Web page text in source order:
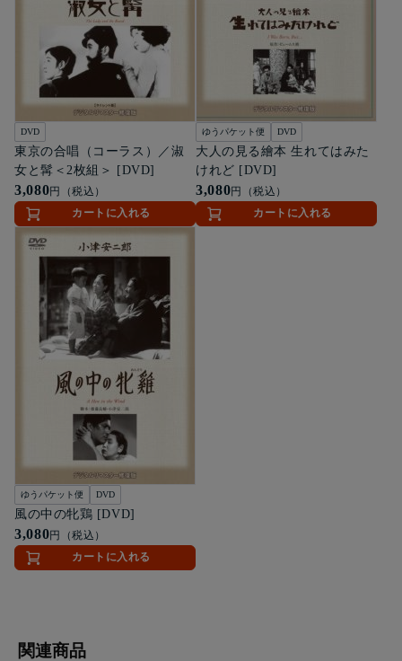
DVD
東京の合唱（コーラス）／淑
女と髯＜2枚組＞ [DVD]
3,080円（税込）
カートに入れる
ゆうパケット便 DVD
大人の見る繪本 生れてはみた
けれど [DVD]
3,080円（税込）
カートに入れる
ゆうパケット便 DVD
風の中の牝鶏 [DVD]
3,080円（税込）
カートに入れる
関連商品